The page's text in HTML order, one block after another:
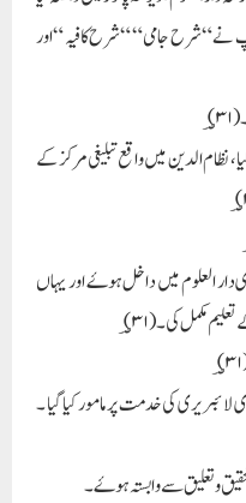
نے “ شرح جامی “ “شرح کافیہ “ اور
، نظام الدین میں واقع تبلیغی مرکز کے
مرکزی دار العلوم میں داخل ہوۓ اور یہاں
مکمل کی۔( ؃۳۱)
کی خدمت پر مامور کیا گیا ۔